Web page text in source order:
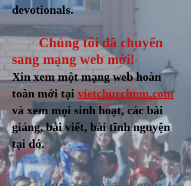
devotionals.
Chúng tôi đã chuyển
sang mạng web mới!
Xin xem một mạng web hoàn
toàn mới tại vietchurchnm.com
và xem mọi sinh hoạt, các bài
giảng, bài viết, bài tĩnh nguyện
tại đó.